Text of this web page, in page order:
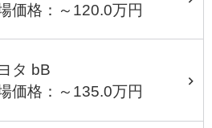
価格：～120.0万円
タ bB
価格：～135.0万円